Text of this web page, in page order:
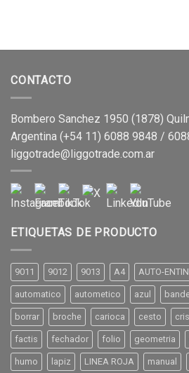
CONTACTO
Bombero Sanchez 1950 (1878)
Argentina (+54 11) 6088 9848 /
liggotrade@liggotrade.com.ar
ETIQUETAS DE PRODUCTO
9011 9012 9013 A4 AUTO-
automatico autometico azul
borrar broche carioca cesto
factis fechador folio geometria
humo lapiz LINEA ROJA manual